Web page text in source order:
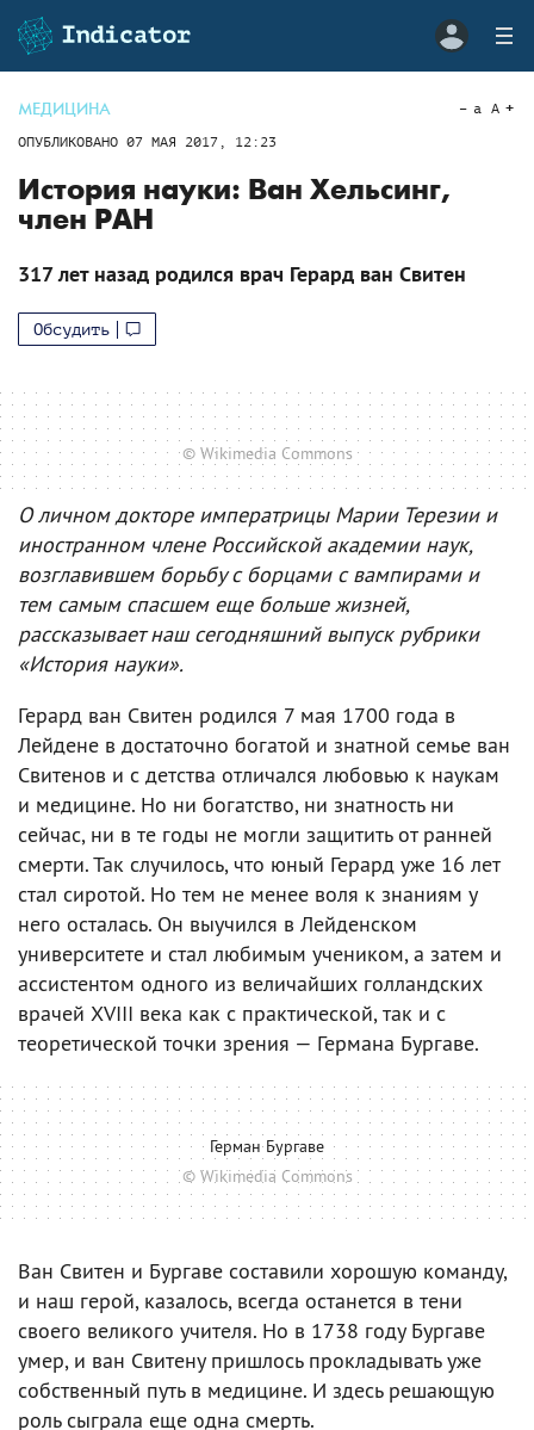
МЕДИЦИНА
ОПУБЛИКОВАНО 07 МАЯ 2017, 12:23
a A
История науки: Ван Хельсинг,
член РАН
317 лет назад родился врач Герард ван Свитен
Обсудить
© Wikimedia Commons
О личном докторе императрицы Марии Терезии и
иностранном члене Российской академии наук,
возглавившем борьбу с борцами с вампирами и
тем самым спасшем еще больше жизней,
рассказывает наш сегодняшний выпуск рубрики
«История науки».
Герард ван Свитен родился 7 мая 1700 года в
Лейдене в достаточно богатой и знатной семье ван
Свитенов и с детства отличался любовью к наукам
и медицине. Но ни богатство, ни знатность ни
сейчас, ни в те годы не могли защитить от ранней
смерти. Так случилось, что юный Герард уже 16 лет
стал сиротой. Но тем не менее воля к знаниям у
него осталась. Он выучился в Лейденском
университете и стал любимым учеником, а затем и
ассистентом одного из величайших голландских
врачей XVIII века как с практической, так и с
теоретической точки зрения — Германа Бургаве.
Герман Бургаве
© Wikimedia Commons
Ван Свитен и Бургаве составили хорошую команду,
и наш герой, казалось, всегда останется в тени
своего великого учителя. Но в 1738 году Бургаве
умер, и ван Свитену пришлось прокладывать уже
собственный путь в медицине. И здесь решающую
роль сыграла еще одна смерть.